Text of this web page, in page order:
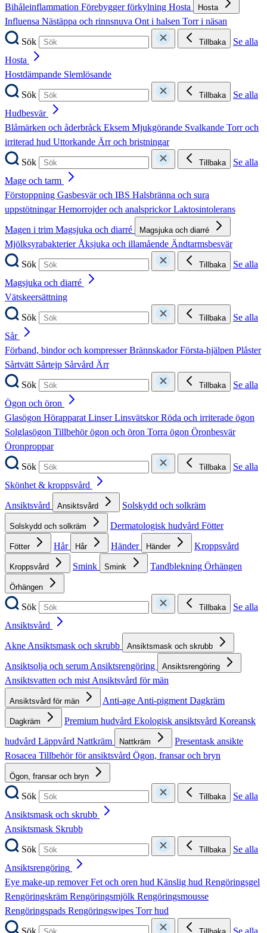
Bihåleinflammation Förebygger förkylning Hosta Hosta
Influensa Nästäppa och rinnsnuva Ont i halsen Torr i näsan
Sök
Tillbaka
Se alla
Hosta
Hostdämpande Slemlösande
Sök
Tillbaka
Se alla
Hudbesvär
Blåmärken och åderbråck Eksem Mjukgörande Svalkande Torr och
irriterad hud Uttorkande Ärr och bristningar
Sök
Tillbaka
Se alla
Mage och tarm
Förstoppning Gasbesvär och IBS Halsbränna och sura
uppstötningarHemorrojder och analsprickorLaktosintolerans
Magen i trim Magsjuka och diarré Magsjuka och diarré
MjölksyrabakterierÅksjuka och illamående Ändtarmsbesvär
Sök
Tillbaka
Se alla
Magsjuka och diarré
Vätskeersättning
Sök
Tillbaka
Se alla
Sår
Förband, bindor och kompresserBrännskadorFörsta-hjälpen Plåster
Sårtvätt Sårtejp Sårvård Ärr
Sök
Tillbaka
Se alla
Ögon och öron
Glasögon HörapparatLinserLinsvätskorRöda och irriterade ögon
Solglasögon Tillbehör ögon och öron Torra ögon Öronbesvär
Öronproppar
Sök
Tillbaka
Se alla
Skönhet & kroppsvård
Ansiktsvård
Ansiktsvård Solskydd och solkräm
Solskydd och solkräm Dermatologisk hudvård Fötter
Fötter Hår Hår Händer Händer Kroppsvård
Kroppsvård Smink Smink Tandblekning Örhängen
Örhängen
Sök Tillbaka
Se alla
Ansiktsvård
AkneAnsiktsmask och skrubb Ansiktsmask och skrubb
Ansiktsolja och serumAnsiktsrengöring Ansiktsrengöring
Ansiktsvatten och mistAnsiktsvård för män
Ansiktsvård för män Anti-ageAnti-pigmentDagkräm
Dagkräm Premium hudvård Ekologisk ansiktsvård Koreansk
hudvård Läppvård Nattkräm Nattkräm
Presentask ansikte
Rosacea Tillbehör för ansiktsvård Ögon, fransar och bryn
Ögon, fransar och bryn
Sök Tillbaka
Se alla
Ansiktsmask och skrubb
Ansiktsmask Skrubb
Sök
Tillbaka
Se alla
Ansiktsrengöring
Eye make-up removerFet och oren hud Känslig hud Rengöringsgel
Rengöringskräm Rengöringsmjölk Rengöringsmousse
Rengöringspads Rengöringswipes Torr hud